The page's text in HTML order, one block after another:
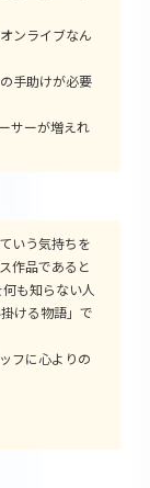
ンライブなん
手助けが必要
サーが増えれ
いう気持ちを
作品であると
も知らない人
ける物語」で
フに心よりの